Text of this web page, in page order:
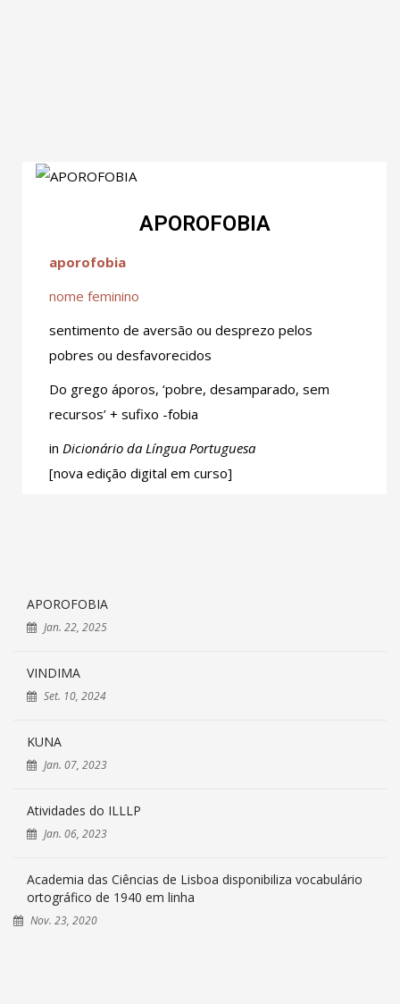
APOROFOBIA
aporofobia
nome feminino
sentimento de aversão ou desprezo pelos
pobres ou desfavorecidos
Do grego áporos, ‘pobre, desamparado, sem
recursos’ + sufixo -fobia
in Dicionário da Língua Portuguesa
[nova edição digital em curso]
APOROFOBIA
Jan. 22, 2025
VINDIMA
Set. 10, 2024
KUNA
Jan. 07, 2023
Atividades do ILLLP
Jan. 06, 2023
Academia das Ciências de Lisboa disponibiliza vocabulário
ortográfico de 1940 em linha
Nov. 23, 2020